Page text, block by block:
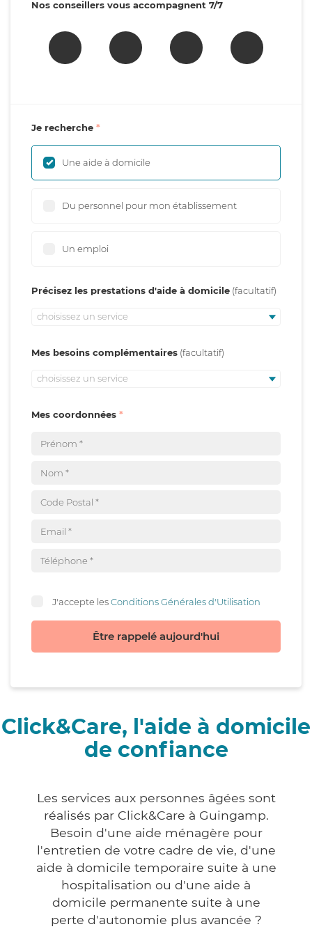
Nos conseillers vous accompagnent 7/7
Je recherche
Une aide à domicile
Du personnel pour mon établissement
Un emploi
Précisez les prestations d'aide à domicile
choisissez un service
Mes besoins complémentaires
choisissez un service
Mes coordonnées
J'accepte lesConditions Générales d'Utilisation
Être rappelé aujourd'hui
Click&Care, l'aide à domicile
de confiance
Les services aux personnes âgées sont
réalisés par Click&Care à Guingamp.
Besoin d'une aide ménagère pour
l'entretien de votre cadre de vie, d'une
aide à domicile temporaire suite à une
hospitalisation ou d'une aide à
domicile permanente suite à une
perte d'autonomie plus avancée ?